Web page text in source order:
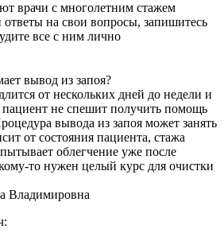
врачи с многолетним стажем
на свои вопросы, запишитесь
все с ним лично
вывод из запоя?
от нескольких дней до недели и
не спешит получить помощь
вывода из запоя может занять
от состояния пациента, стажа
облегчение уже после
то нужен целый курс для очистки